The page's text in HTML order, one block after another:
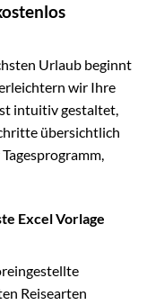
Urlaub beginnt
wir Ihre
intuitiv gestaltet,
übersichtlich
Excel Vorlage
Reisearten